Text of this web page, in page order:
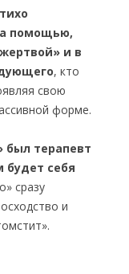
помощью,
и в
, кто
свою
форме.
терапевт
будет себя
сразу
и